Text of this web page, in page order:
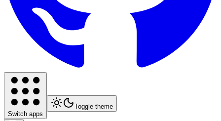
Switch apps
Toggle theme